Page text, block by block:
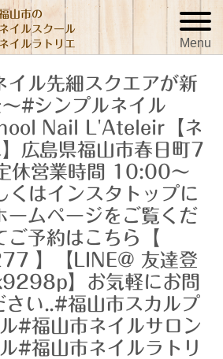
山市の
ネイルスクール
ネイルラトリエ
Menu
イル先細スクエアが新
️#シンプルネイル
Nail L'Ateleir【ネ
広島県福山市春日町7
休営業時間 10:00〜
はインスタトップに
ームページをご覧くだ
ご予約はこちら【
】【LINE@ 友達登
】お気軽にお問
さい..#福山市スカルプ
#福山市ネイルサロン
#福山市ネイルラトリ